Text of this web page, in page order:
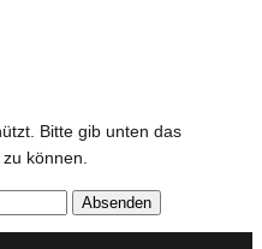
Bitte gib unten das
können.